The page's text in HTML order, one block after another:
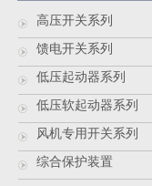
高压开关系列
馈电开关系列
低压起动器系列
低压软起动器系列
风机专用开关系列
综合保护装置